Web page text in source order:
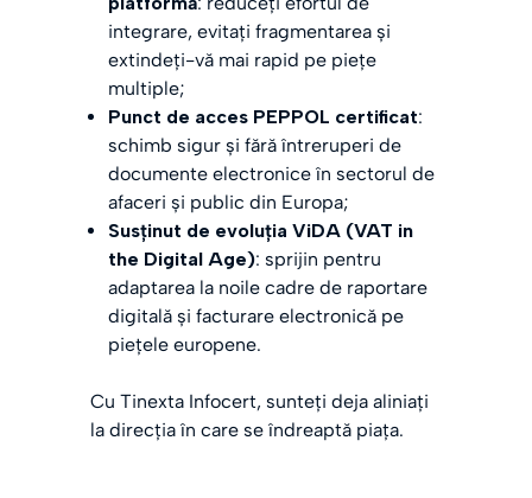
integrare, evitați fragmentarea și
extindeți-vă mai rapid pe piețe
multiple;
Punct de acces PEPPOL certificat:
schimb sigur și fără întreruperi de
documente electronice în sectorul de
afaceri și public din Europa;
Susținut de evoluția ViDA (VAT in
the Digital Age): sprijin pentru
adaptarea la noile cadre de raportare
digitală și facturare electronică pe
piețele europene.
Cu Tinexta Infocert, sunteți deja aliniați
la direcția în care se îndreaptă piața.